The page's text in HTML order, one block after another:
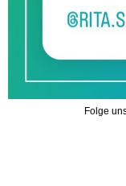
Folge